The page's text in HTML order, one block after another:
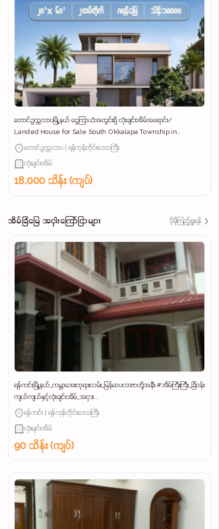
တောင်ဥက္ကလာပမြို့နယ် ​ငွေကြာယံအတွင်းရှိ လုံးချင်းအိမ်အ​ရောင်း/
Landed House for Sale South Okkalapa Township in
Yangon/
တောင်ဥက္ကလာပ | ရန်ကုန်တိုင်းဒေသကြီး
လုံးချင်းအိမ်
18,000 သိန်း (ကျပ်)
အိမ်ခြံမြေ အငှါးကြော်ငြာများ ပိုမိုကြည့်ရှုရန်
ရန်ကင်းမြို့နယ်_ကမ္ဘာအေးဘုရားလမ်း_မြန်မာပလာဇာတို့အနီး #အိမ်ကြီးကြီး_ခြံဝန်း
ကျယ်ကျယ်နှင့်လုံးချင်းအိမ်_အငှား...
ရန်ကင်း | ရန်ကုန်တိုင်းဒေသကြီး
လုံးချင်းအိမ်
90 သိန်း (ကျပ်)